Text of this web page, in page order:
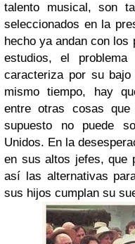
talento musical, son
seleccionados en la
hecho ya andan con los
estudios, el
caracteriza por su
mismo tiempo, hay
entre otras cosas
supuesto no puede
Unidos. En la
en sus altos jefes, que
así las alternativas
sus hijos cumplan su